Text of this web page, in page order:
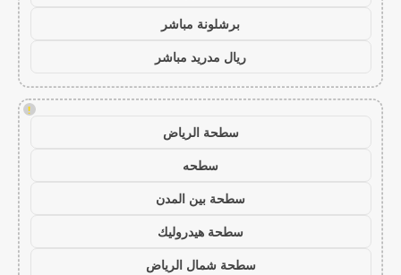
برشلونة مباشر
ريال مدريد مباشر
!
سطحة الرياض
سطحه
سطحة بين المدن
سطحة هيدروليك
سطحة شمال الرياض